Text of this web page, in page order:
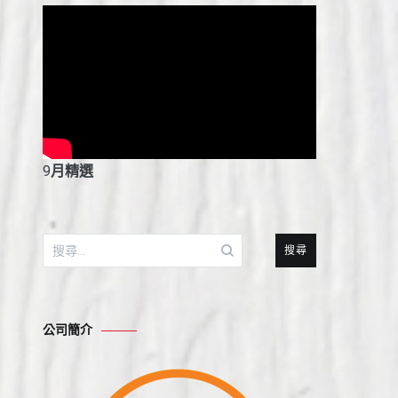
9月精選
搜
尋
字:
公司簡介